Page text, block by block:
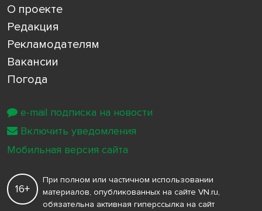
О проекте
Редакция
Рекламодателям
Вакансии
Погода
16+
При полном или частичном использовании
материалов, опубликованных на сайте VN.ru,
обязательна активная гиперссылка на сайт
e-mail подписка на новости
Включить уведомления
Мобильная версия сайта